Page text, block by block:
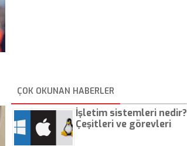
ÇOK OKUNAN HABERLER
İşletim sistemleri nedir?
Çeşitleri ve görevleri